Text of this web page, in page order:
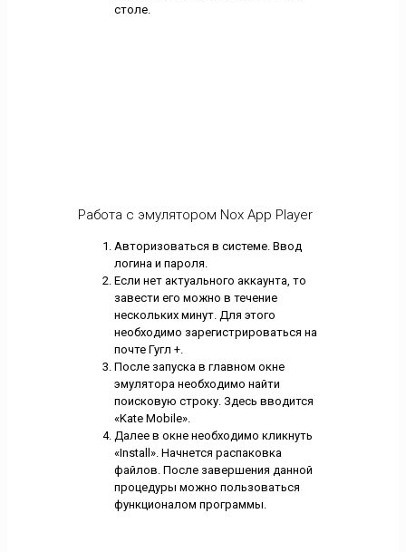
столе.
Работа с эмулятором Nox App Player
Авторизоваться в системе. Ввод
логина и пароля.
Если нет актуального аккаунта, то
завести его можно в течение
нескольких минут. Для этого
необходимо зарегистрироваться на
почте Гугл +.
После запуска в главном окне
эмулятора необходимо найти
поисковую строку. Здесь вводится
«Kate Mobile».
Далее в окне необходимо кликнуть
«Install». Начнется распаковка
файлов. После завершения данной
процедуры можно пользоваться
функционалом программы.